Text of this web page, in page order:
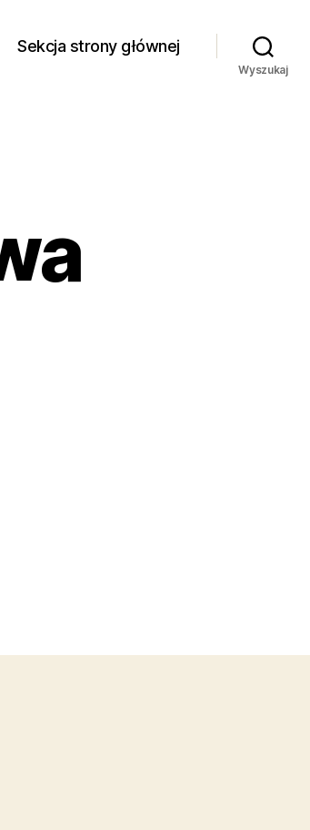
Sekcja strony głównej
Wyszukaj